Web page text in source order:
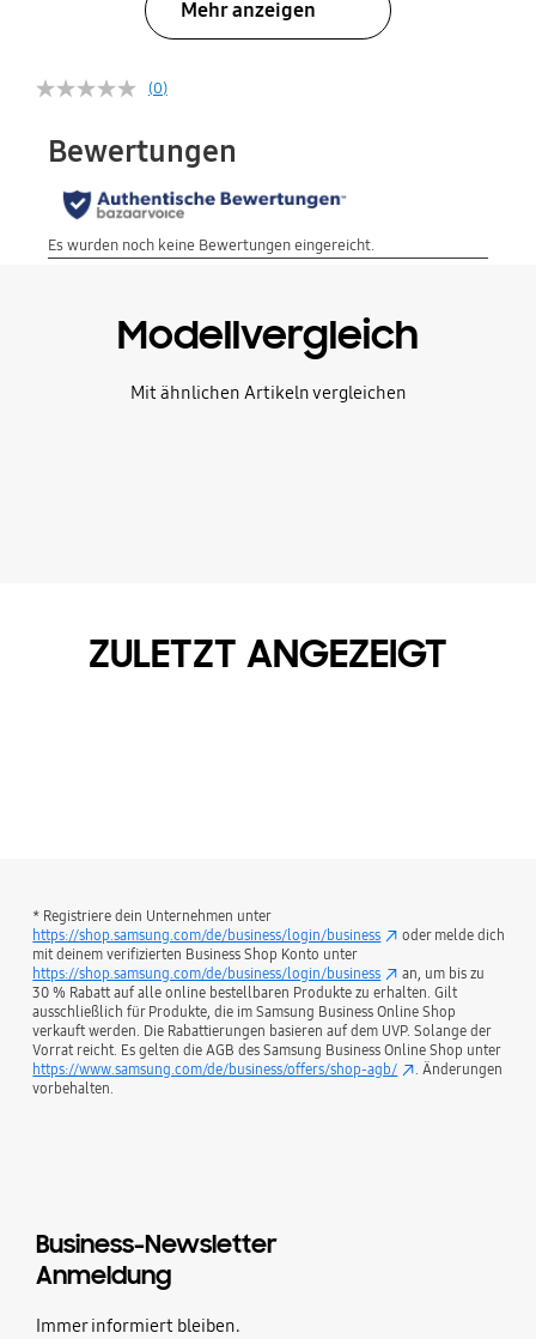
Mehr anzeigen
(0)
Modellvergleich
Mit ähnlichen Artikeln vergleichen
ZULETZT ANGEZEIGT
* Registriere dein Unternehmen unter
https://shop.samsung.com/de/business/login/business
oder melde dich
mit deinem verifizierten Business Shop Konto unter
https://shop.samsung.com/de/business/login/business
an, um bis zu
30 % Rabatt auf alle online bestellbaren Produkte zu erhalten. Gilt
ausschließlich für Produkte, die im Samsung Business Online Shop
verkauft werden. Die Rabattierungen basieren auf dem UVP. Solange der
Vorrat reicht. Es gelten die AGB des Samsung Business Online Shop unter
https://www.samsung.com/de/business/offers/shop-agb/
. Änderungen
vorbehalten.
Business-Newsletter
Anmeldung
Immer informiert bleiben.